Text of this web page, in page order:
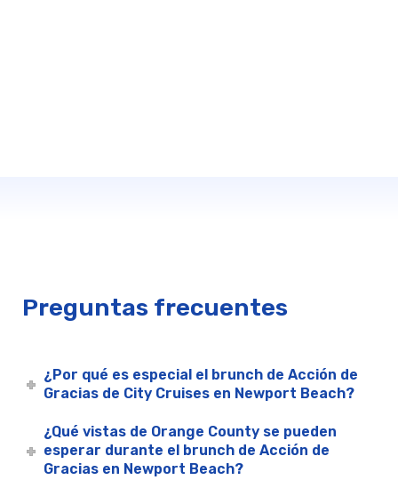
Preguntas frecuentes
¿Por qué es especial el brunch de Acción de
Gracias de City Cruises en Newport Beach?
¿Qué vistas de Orange County se pueden
esperar durante el brunch de Acción de
Gracias en Newport Beach?